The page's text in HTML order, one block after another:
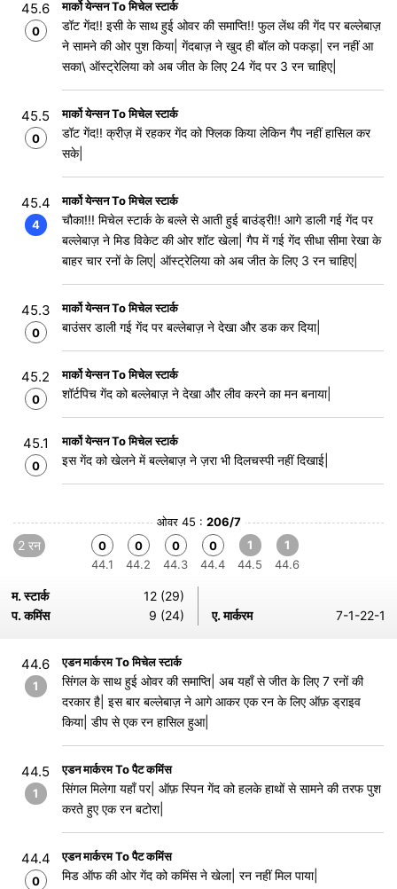
45.6
0
मार्को येन्सन To मिचेल स्टार्क
डॉट गेंद!! इसी के साथ हुई ओवर की समाप्ति!! फुल लेंथ की गेंद पर बल्लेबाज़
ने सामने की ओर पुश किया| गेंदबाज़ ने खुद ही बॉल को पकड़ा| रन नहीं आ
सका\ ऑस्ट्रेलिया को अब जीत के लिए 24 गेंद पर 3 रन चाहिए|
45.5
0
मार्को येन्सन To मिचेल स्टार्क
डॉट गेंद!! क्रीज़ में रहकर गेंद को फ्लिक किया लेकिन गैप नहीं हासिल कर
सके|
45.4
4
मार्को येन्सन To मिचेल स्टार्क
चौका!!! मिचेल स्टार्क के बल्ले से आती हुई बाउंड्री!! आगे डाली गई गेंद पर
बल्लेबाज़ ने मिड विकेट की ओर शॉट खेला| गैप में गई गेंद सीधा सीमा रेखा के
बाहर चार रनों के लिए| ऑस्ट्रेलिया को अब जीत के लिए 3 रन चाहिए|
45.3
0
मार्को येन्सन To मिचेल स्टार्क
बाउंसर डाली गई गेंद पर बल्लेबाज़ ने देखा और डक कर दिया|
45.2
0
मार्को येन्सन To मिचेल स्टार्क
शॉर्टपिच गेंद को बल्लेबाज़ ने देखा और लीव करने का मन बनाया|
45.1
0
मार्को येन्सन To मिचेल स्टार्क
इस गेंद को खेलने में बल्लेबाज़ ने ज़रा भी दिलचस्पी नहीं दिखाई|
ओवर 45 : 206/7
2 रन
0
44.1
0
44.2
0
44.3
0
44.4
1
44.5
1
44.6
म. स्टार्क
12 (29)
प. कमिंस
9 (24) ए. मार्करम 7-1-22-1
44.6
1
एडन मार्करम To मिचेल स्टार्क
सिंगल के साथ हुई ओवर की समाप्ति| अब यहाँ से जीत के लिए 7 रनों की
दरकार है| इस बार बल्लेबाज़ ने आगे आकर एक रन के लिए ऑफ़ ड्राइव
किया| डीप से एक रन हासिल हुआ|
44.5
1
एडन मार्करम To पैट कमिंस
सिंगल मिलेगा यहाँ पर| ऑफ़ स्पिन गेंद को हलके हाथों से सामने की तरफ पुश
करते हुए एक रन बटोरा|
44.4
0
एडन मार्करम To पैट कमिंस
मिड ऑफ की ओर गेंद को कमिंस ने खेला| रन नहीं मिल पाया|